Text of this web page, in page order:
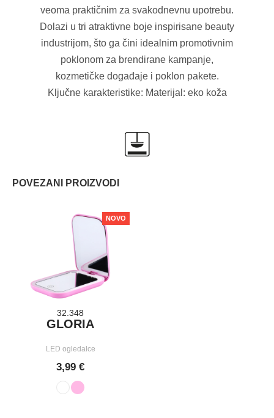
veoma praktičnim za svakodnevnu upotrebu.
Dolazi u tri atraktivne boje inspirisane beauty
industrijom, što ga čini idealnim promotivnim
poklonom za brendirane kampanje,
kozmetičke događaje i poklon pakete.
Ključne karakteristike: Materijal: eko koža
POVEZANI PROIZVODI
NOVO
32.348
GLORIA
LED ogledalce
3,99 €